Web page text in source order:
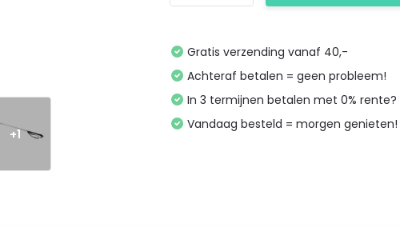
+1
Gratis verzending vanaf 40,-
Achteraf betalen = geen probleem!
In 3 termijnen betalen met 0%
Vandaag besteld = morgen genieten!